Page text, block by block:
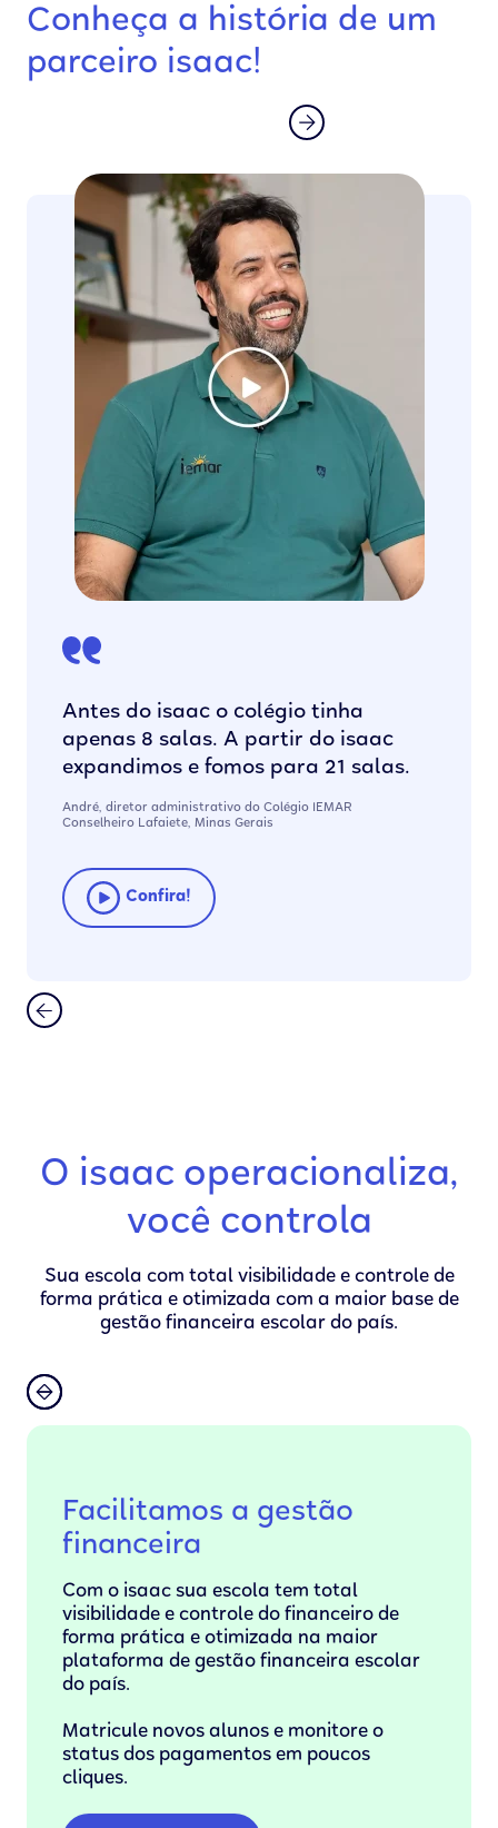
Conheça a história de um
parceiro isaac!
Antes do isaac o colégio tinha
apenas 8 salas. A partir do isaac
expandimos e fomos para 21 salas.
André, diretor administrativo do Colégio IEMAR
Conselheiro Lafaiete, Minas Gerais
Confira!
Slide 2 of 3.
O isaac operacionaliza,
você controla
Sua escola com total visibilidade e controle de
forma prática e otimizada com a maior base de
gestão financeira escolar do país.
Facilitamos a gestão
financeira
Com o isaac sua escola tem total
visibilidade e controle do financeiro de
forma prática e otimizada na maior
plataforma de gestão financeira escolar
do país.
Matricule novos alunos e monitore o
status dos pagamentos em poucos
cliques.